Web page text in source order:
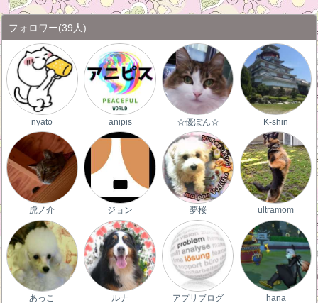
フォロワー(39人)
nyato anipis ☆優ぽん☆ K-shin
虎ノ介 ジョン 夢桜 ultramom
あっこ ルナ アプリブログ hana